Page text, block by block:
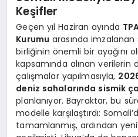
Keşifler
Geçen yıl Haziran ayında
Kurumu arasında
birliğinin önemli bir ayağını
kapsamında alınan verilerin
çalışmalar yapılmasıyla,
deniz sahalarında sismik
planlanıyor. Bayraktar, bu
modelle karşılaştırdı:
tamamlanmış, ardından